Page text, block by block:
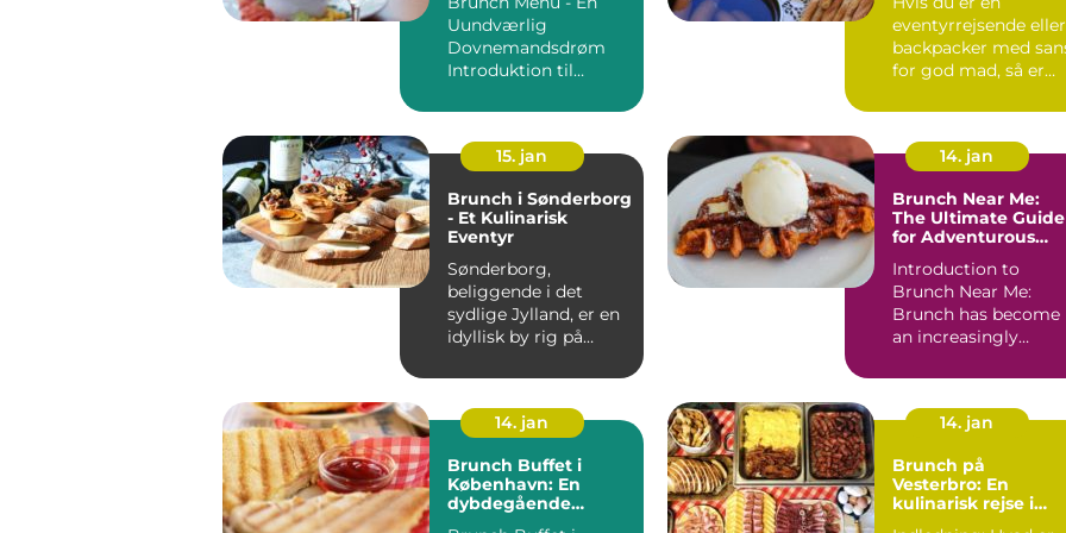
Uundværlig
Dovnemandsdrøm
Introduktion til
eventyrrejsende eller
backpacker med
for god mad, så er
must-...
15. jan
Brunch i Sønderborg
- Et Kulinarisk
Eventyr
Sønderborg,
beliggende i det
sydlige Jylland, er en
idyllisk by rig på
Byen byde...
14. jan
Brunch Near Me:
The Ultimate Guide
for Adventurous
Introduction to
Brunch Near Me:
Brunch has become
an increasingly
meal, especia...
14. jan
Brunch Buffet i
København: En
dybdegående
14. jan
Brunch på
Vesterbro: En
kulinarisk rejse i